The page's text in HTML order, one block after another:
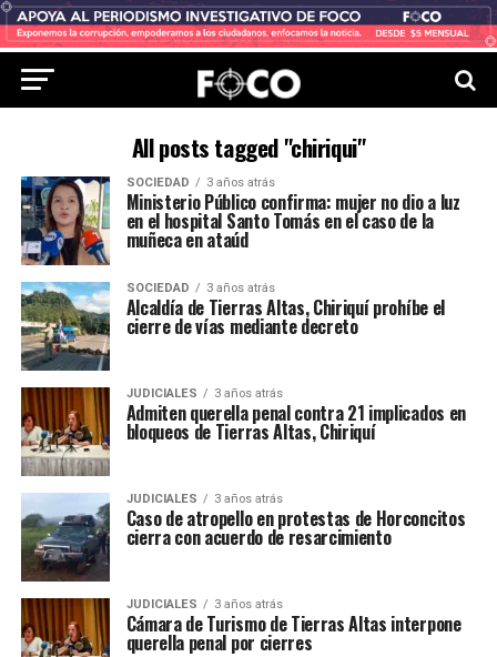
All posts tagged "chiriqui"
SOCIEDAD 3 años atrás
Ministerio Público confirma: mujer no dio a luz
en el hospital Santo Tomás en el caso de la
muñeca en ataúd
SOCIEDAD 3 años atrás
Alcaldía de Tierras Altas, Chiriquí prohíbe el
cierre de vías mediante decreto
JUDICIALES 3 años atrás
Admiten querella penal contra 21 implicados en
bloqueos de Tierras Altas, Chiriquí
JUDICIALES 3 años atrás
Caso de atropello en protestas de Horconcitos
cierra con acuerdo de resarcimiento
JUDICIALES 3 años atrás
Cámara de Turismo de Tierras Altas interpone
querella penal por cierres